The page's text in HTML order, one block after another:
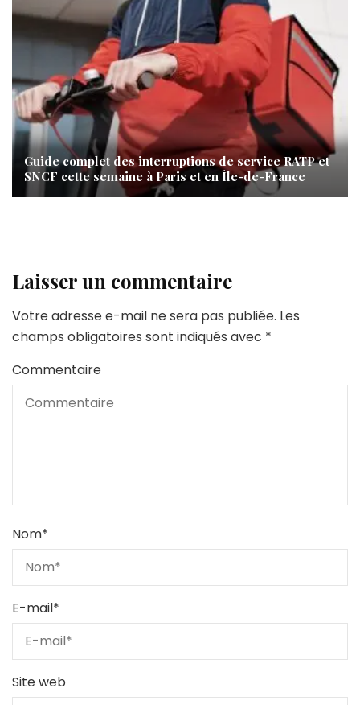
Guide complet des interruptions de service RATP et
SNCF cette semaine à Paris et en Île-de-France
Laisser un commentaire
Votre adresse e-mail ne sera pas publiée. Les
champs obligatoires sont indiqués avec *
Commentaire
Nom*
E-mail*
Site web